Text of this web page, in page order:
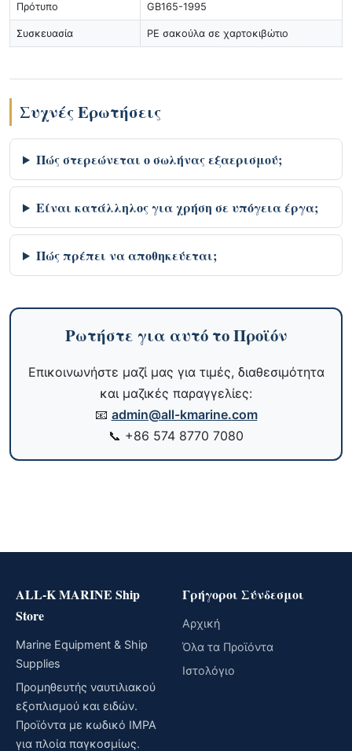
Πρότυπο GB165-1995
Συσκευασία PE σακούλα σε χαρτοκιβώτιο
Συχνές Ερωτήσεις
Πώς στερεώνεται ο σωλήνας εξαερισμού;
Είναι κατάλληλος για χρήση σε υπόγεια έργα;
Πώς πρέπει να αποθηκεύεται;
Ρωτήστε για αυτό το Προϊόν
Επικοινωνήστε μαζί μας για τιμές, διαθεσιμότητα
και μαζικές παραγγελίες:
📧 admin@all-kmarine.com
📞 +86 574 8770 7080
ALL-K MARINE Ship
Store
Marine Equipment & Ship
Supplies
Προμηθευτής ναυτιλιακού
εξοπλισμού και ειδών.
Προϊόντα με κωδικό IMPA
για πλοία παγκοσμίως.
Γρήγοροι Σύνδεσμοι
Αρχική
Όλα τα Προϊόντα
Ιστολόγιο